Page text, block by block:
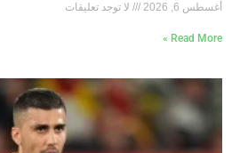
أغسطس 6, 2026 لا توجد تعليقات
Read More »